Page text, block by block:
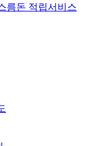
름돈 적립서비스